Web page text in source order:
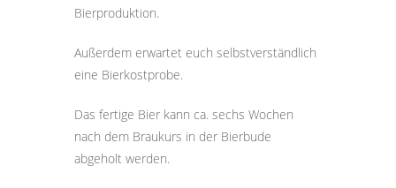
Bierproduktion.
Außerdem erwartet euch selbstverständlich
eine Bierkostprobe.
Das fertige Bier kann ca. sechs Wochen
nach dem Braukurs in der Bierbude
abgeholt werden.